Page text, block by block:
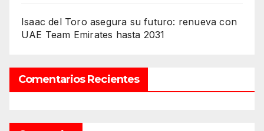
Isaac del Toro asegura su futuro: renueva con
UAE Team Emirates hasta 2031
Comentarios Recientes